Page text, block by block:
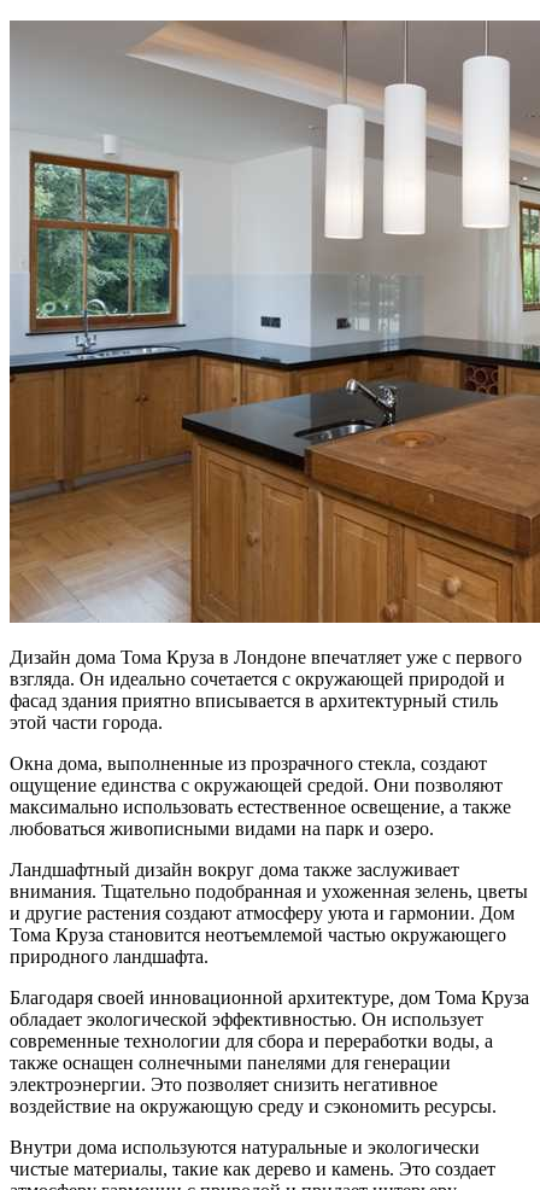
Дизайн дома Тома Круза в Лондоне впечатляет уже с первого
взгляда. Он идеально сочетается с окружающей природой и
фасад здания приятно вписывается в архитектурный стиль
этой части города.
Окна дома, выполненные из прозрачного стекла, создают
ощущение единства с окружающей средой. Они позволяют
максимально использовать естественное освещение, а также
любоваться живописными видами на парк и озеро.
Ландшафтный дизайн вокруг дома также заслуживает
внимания. Тщательно подобранная и ухоженная зелень, цветы
и другие растения создают атмосферу уюта и гармонии. Дом
Тома Круза становится неотъемлемой частью окружающего
природного ландшафта.
Благодаря своей инновационной архитектуре, дом Тома Круза
обладает экологической эффективностью. Он использует
современные технологии для сбора и переработки воды, а
также оснащен солнечными панелями для генерации
электроэнергии. Это позволяет снизить негативное
воздействие на окружающую среду и сэкономить ресурсы.
Внутри дома используются натуральные и экологически
чистые материалы, такие как дерево и камень. Это создает